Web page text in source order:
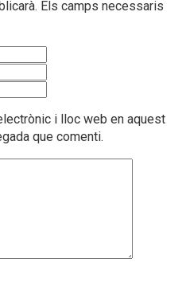
Els camps necessaris
i lloc web en aquest
que comenti.